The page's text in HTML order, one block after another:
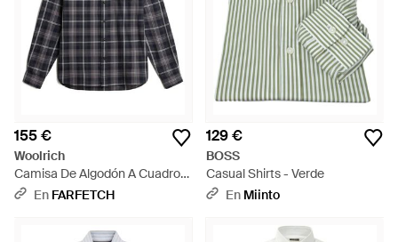
155 €
Woolrich
Camisa De Algodón A Cuadros
- Gris
En FARFETCH
129 €
BOSS
Casual Shirts - Verde
En Miinto